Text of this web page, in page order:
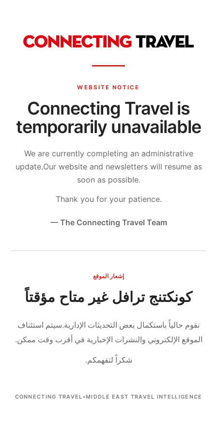
WEBSITE NOTICE
Connecting Travel is
temporarily unavailable
We are currently completing an administrative
update.Our website and newsletters will resume as
soon as possible.
Thank you for your patience.
— The Connecting Travel Team
إشعار الموقع
كونكتنج ترافل غير متاح مؤقتاً
نقوم حالياً باستكمال بعض التحديثات الإدارية.سيتم استئناف
الموقع الإلكتروني والنشرات الإخبارية في أقرب وقت ممكن.
شكراً لتفهمكم.
CONNECTING TRAVEL •MIDDLE EAST TRAVEL INTELLIGENCE